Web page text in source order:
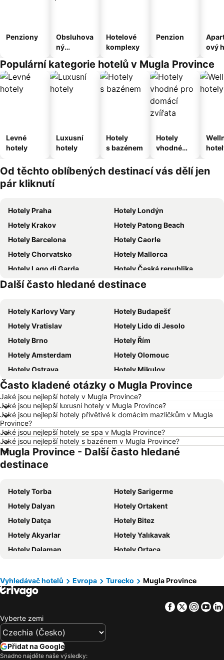
Penziony
Obsluhova
ný
Hotelové
komplexy
Penzion
ový
Populární kategorie hotelů v Mugla Province
Levné
hotely
Luxusní
hotely
Hotely
s bazénem
Hotely
vhodné
domácí
zvířata
Od těchto oblíbených destinací vás dělí jen
pár kliknutí
Hotely Praha
Hotely Londýn
Hotely Krakov
Hotely Patong Beach
Hotely Barcelona
Hotely Caorle
Hotely Chorvatsko
Hotely Mallorca
Hotely Lago di Garda
Hotely Česká republika
Hotely Šumava
Hotely Beskydy
Další často hledané destinace
Hotely Karlovy Vary
Hotely Budapešť
Hotely Vratislav
Hotely Lido di Jesolo
Hotely Brno
Hotely Řím
Hotely Amsterdam
Hotely Olomouc
Hotely Ostrava
Hotely Mikulov
Hotely Hurghada
Hotely Znojmo
Hotely Kolobrzeg
Hotely Lignano Sabbiadoro
Hotely Nice
Hotely Verona
Hotely České Budějovice
Hotely Manavgat
Hotely Český Krumlov
Hotely Itálie
Hotely Krkonoše
Hotely Rakousko
Hotely Polsko
Často kladené otázky o Mugla Province
Jaké jsou nejlepší hotely v Mugla Province?
Jaké jsou nejlepší luxusní hotely v Mugla Province?
Jaké jsou nejlepší hotely přívětivé k domácím mazlíčkům v Mugla
Province?
Jaké jsou nejlepší hotely se spa v Mugla Province?
Jaké jsou nejlepší hotely s bazénem v Mugla Province?
Mugla Province - Další často hledané
destinace
Hotely Torba
Hotely Sarigerme
Hotely Dalyan
Hotely Ortakent
Hotely Datça
Hotely Bitez
Hotely Akyarlar
Hotely Yalıkavak
Hotely Dalaman
Hotely Ortaca
Hotely Ekincik
Hotely Göltürkbükü
Hotely Ölü Deniz
Hotely Armutalan
Hotely Köyceğiz
Vyhledávač hotelů Evropa Turecko Mugla Province
Facebook
Twitter
Vyberte zemi
Přidat na Google
Snadno najděte naše výsledky: